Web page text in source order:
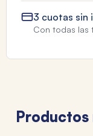
3 cuotas sin
Con todas las